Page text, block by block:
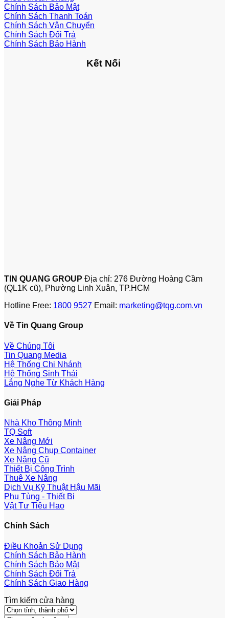
Chính Sách Bảo Mật
Chính Sách Thanh Toán
Chính Sách Vận Chuyển
Chính Sách Đổi Trả
Chính Sách Bảo Hành
Kết Nối
TIN QUANG GROUP Địa chỉ: 276 Đường Hoàng Cầm
(QL1K cũ), Phường Linh Xuân, TP.HCM
Hotline Free: 1800 9527 Email: marketing@tqg.com.vn
Về Tin Quang Group
Về Chúng Tôi
Tin Quang Media
Hệ Thống Chi Nhánh
Hệ Thống Sinh Thái
Lắng Nghe Từ Khách Hàng
Giải Pháp
Nhà Kho Thông Minh
TQ Soft
Xe Nâng Mới
Xe Nâng Chụp Container
Xe Nâng Cũ
Thiết Bị Công Trình
Thuê Xe Nâng
Dịch Vụ Kỹ Thuật Hậu Mãi
Phụ Tùng - Thiết Bị
Vật Tư Tiêu Hao
Chính Sách
Điều Khoản Sử Dụng
Chính Sách Bảo Hành
Chính Sách Bảo Mật
Chính Sách Đổi Trả
Chính Sách Giao Hàng
Tìm kiếm cửa hàng